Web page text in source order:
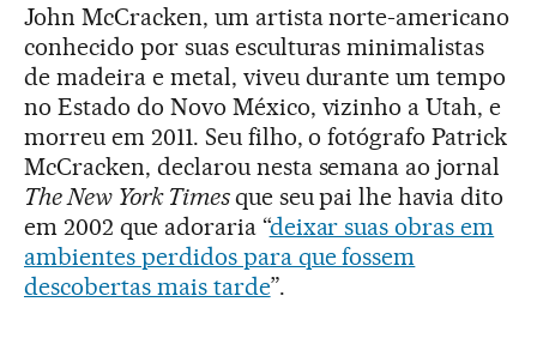
John McCracken, um artista norte-americano
conhecido por suas esculturas minimalistas
de madeira e metal, viveu durante um tempo
no Estado do Novo México, vizinho a Utah, e
morreu em 2011. Seu filho, o fotógrafo Patrick
McCracken, declarou nesta semana ao jornal
The New York Timesque seu pai lhe havia dito
em 2002 que adoraria “deixar suas obras em
ambientes perdidos para que fossem
descobertas mais tarde”.